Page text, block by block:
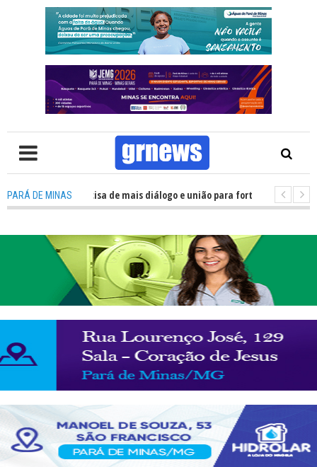
PARÁ DE MINAS
TV: Política precisa de mais diálogo e união para fortalecer Minas e